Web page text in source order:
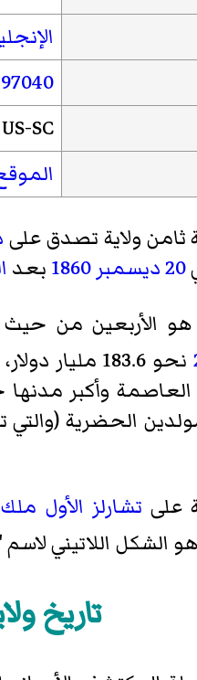
US-SC
ثامن ولاية تصدق على
20 ديسمبر 1860 بعد
هو الأربعين من
نحو 183.6 مليار دولار، بمعدل نمو سنوي قدره 3.13٪.
وأكبر مدنها حيث بلغ
الحضرية (والتي
على تشارلز الأول
الشكل اللاتيني لاسم
تاريخ